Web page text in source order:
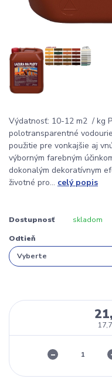
Výdatnosť: 10-12 m2 / kg
polotransparentné
použitie pre vonkajšie aj
výborným farebným
dokonalým dekoratívnym
životné pro... celý popis
Dostupnosť skladom
Odtieň